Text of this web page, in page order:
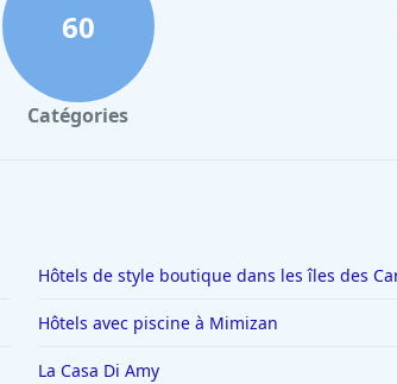
Hôtels de style boutique à Salamanque
Hôtels de style boutique dans le
Hôtels de style boutique à Oman
60
Catégories
Hôtels de style boutique dans les îles des
Hôtels avec piscine à Mimizan
La Casa Di Amy